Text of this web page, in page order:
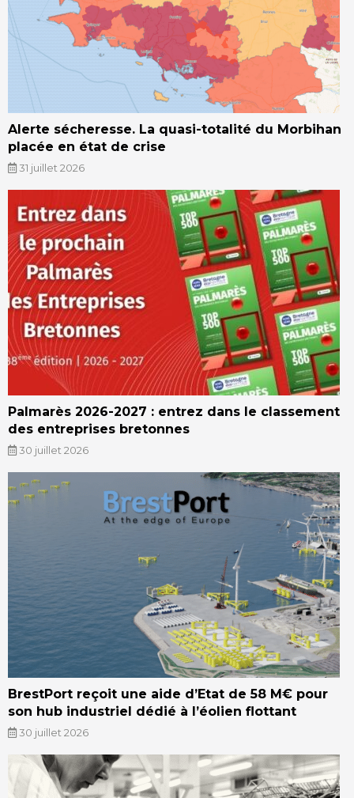
Alerte sécheresse. La quasi-totalité du Morbihan
placée en état de crise
31 juillet 2026
Palmarès 2026-2027 : entrez dans le classement
des entreprises bretonnes
30 juillet 2026
BrestPort reçoit une aide d’Etat de 58 M€ pour
son hub industriel dédié à l’éolien flottant
30 juillet 2026